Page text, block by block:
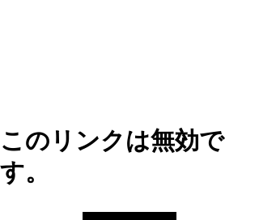
このリンクは無効で
す。